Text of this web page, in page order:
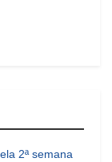
2ª semana